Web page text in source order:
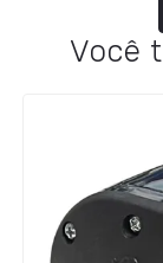
Você